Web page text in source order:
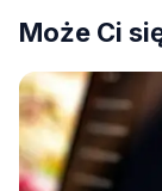
Może Ci